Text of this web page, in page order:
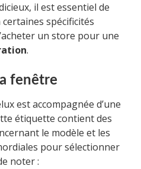
il est essentiel de
spécificités
un store pour une
.
fenêtre
est accompagnée d’une
étiquette contient des
le modèle et les
pour sélectionner
noter :